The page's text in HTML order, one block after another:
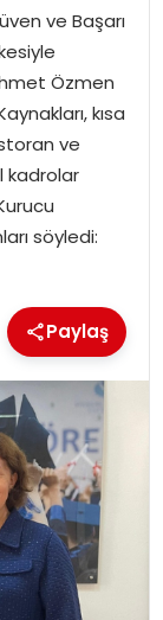
ve Başarı
Özmen
kısa
ve
kadrolar
söyledi:
Paylaş